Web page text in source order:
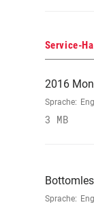
Service-
2016
Sprache:
3 MB
Sprache: